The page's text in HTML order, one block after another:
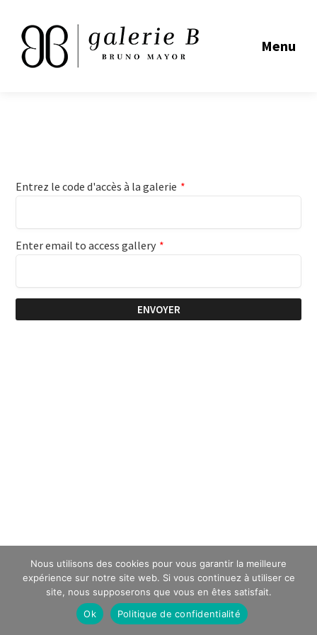
Menu
Entrez le code d'accès à la galerie *
Enter email to access gallery *
ENVOYER
Nous utilisons des cookies pour vous garantir la meilleure
expérience sur notre site web. Si vous continuez à utiliser ce
site, nous supposerons que vous en êtes satisfait.
Ok
Politique de confidentialité